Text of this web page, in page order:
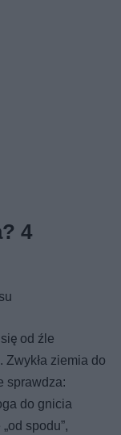
4
od źle
Zwykła ziemia do
sprawdza:
do gnicia
spodu”,